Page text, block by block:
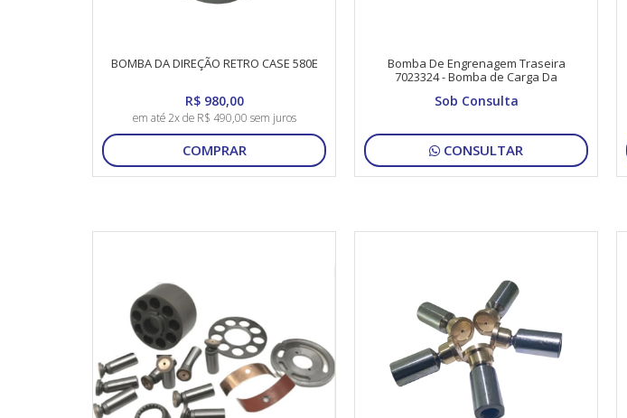
BOMBA DA DIREÇÃO RETRO CASE 580E
R$ 980,00
em até 2x de R$ 490,00 sem juros
COMPRAR
Bomba De Engrenagem Traseira
7023324 - Bomba de Carga Da
Sob Consulta
CONSULTAR